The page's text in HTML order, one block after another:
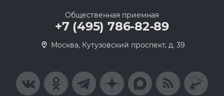
Общественная приемная
+7 (495) 786-82-89
Москва, Кутузовский проспект, д. 39